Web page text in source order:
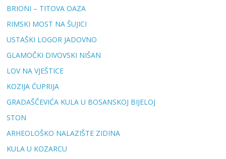
BRIONI – TITOVA OAZA
RIMSKI MOST NA ŠUJICI
USTAŠKI LOGOR JADOVNO
GLAMOČKI DIVOVSKI NIŠAN
LOV NA VJEŠTICE
KOZIJA ĆUPRIJA
GRADAŠČEVIĆA KULA U BOSANSKOJ BIJELOJ
STON
ARHEOLOŠKO NALAZIŠTE ZIDINA
KULA U KOZARCU